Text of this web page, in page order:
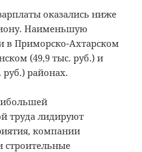
оказались ниже
Наименьшую
в Приморско-Ахтарском
(49,9 тыс. руб.) и
районах.
труда лидируют
компании
строительные